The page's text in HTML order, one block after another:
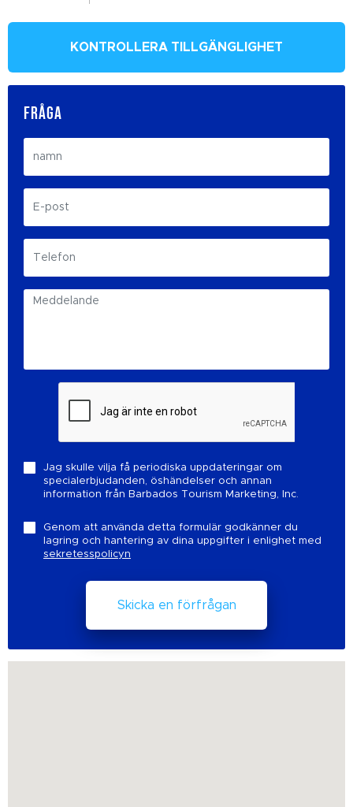
KONTROLLERA TILLGÄNGLIGHET
FRÅGA
Jag skulle vilja få periodiska uppdateringar om
specialerbjudanden, öshändelser och annan
information från Barbados Tourism Marketing, Inc.
Genom att använda detta formulär godkänner du
lagring och hantering av dina uppgifter i enlighet med
sekretesspolicyn